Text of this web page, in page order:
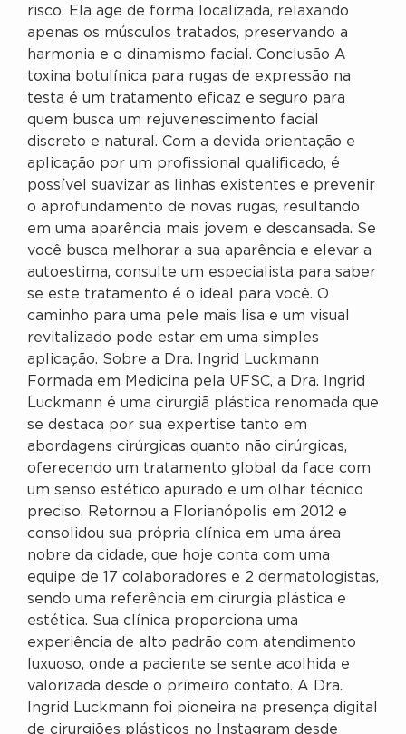
risco. Ela age de forma localizada, relaxando
apenas os músculos tratados, preservando a
harmonia e o dinamismo facial. Conclusão A
toxina botulínica para rugas de expressão na
testa é um tratamento eficaz e seguro para
quem busca um rejuvenescimento facial
discreto e natural. Com a devida orientação e
aplicação por um profissional qualificado, é
possível suavizar as linhas existentes e prevenir
o aprofundamento de novas rugas, resultando
em uma aparência mais jovem e descansada. Se
você busca melhorar a sua aparência e elevar a
autoestima, consulte um especialista para saber
se este tratamento é o ideal para você. O
caminho para uma pele mais lisa e um visual
revitalizado pode estar em uma simples
aplicação. Sobre a Dra. Ingrid Luckmann
Formada em Medicina pela UFSC, a Dra. Ingrid
Luckmann é uma cirurgiã plástica renomada que
se destaca por sua expertise tanto em
abordagens cirúrgicas quanto não cirúrgicas,
oferecendo um tratamento global da face com
um senso estético apurado e um olhar técnico
preciso. Retornou a Florianópolis em 2012 e
consolidou sua própria clínica em uma área
nobre da cidade, que hoje conta com uma
equipe de 17 colaboradores e 2 dermatologistas,
sendo uma referência em cirurgia plástica e
estética. Sua clínica proporciona uma
experiência de alto padrão com atendimento
luxuoso, onde a paciente se sente acolhida e
valorizada desde o primeiro contato. A Dra.
Ingrid Luckmann foi pioneira na presença digital
de cirurgiões plásticos no Instagram desde